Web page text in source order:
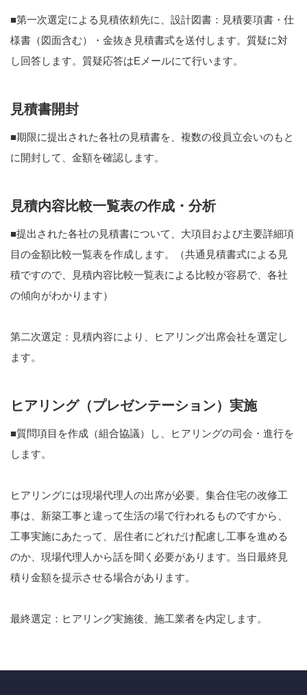
■第一次選定による見積依頼先に、設計図書：見積要項書・仕
様書（図面含む）・金抜き見積書式を送付します。質疑に対
し回答します。質疑応答はEメールにて行います。
見積書開封
■期限に提出された各社の見積書を、複数の役員立会いのもと
に開封して、金額を確認します。
見積内容比較一覧表の作成・分析
■提出された各社の見積書について、大項目および主要詳細項
目の金額比較一覧表を作成します。（共通見積書式による見
積ですので、見積内容比較一覧表による比較が容易で、各社
の傾向がわかります）
第二次選定：見積内容により、ヒアリング出席会社を選定し
ます。
ヒアリング（プレゼンテーション）実施
■質問項目を作成（組合協議）し、ヒアリングの司会・進行を
します。
ヒアリングには現場代理人の出席が必要。集合住宅の改修工
事は、新築工事と違って生活の場で行われるものですから、
工事実施にあたって、居住者にどれだけ配慮し工事を進める
のか、現場代理人から話を聞く必要があります。当日最終見
積り金額を提示させる場合があります。
最終選定：ヒアリング実施後、施工業者を内定します。